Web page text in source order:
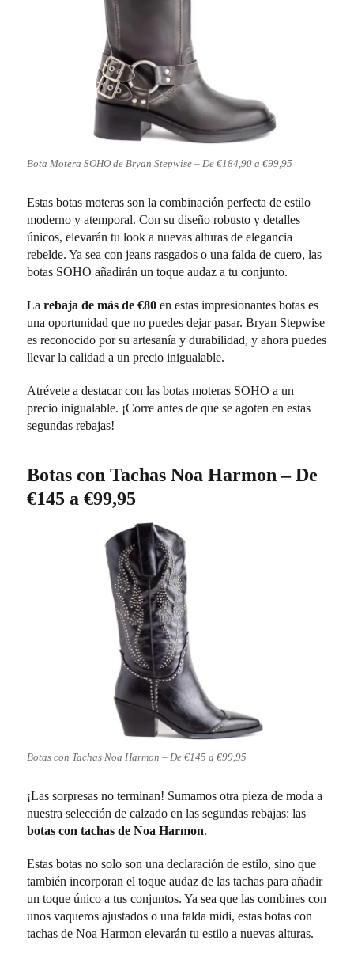
Bota Motera SOHO de Bryan Stepwise – De €184,90 a €99,95
Estas botas moteras son la combinación perfecta de estilo
moderno y atemporal. Con su diseño robusto y detalles
únicos, elevarán tu look a nuevas alturas de elegancia
rebelde. Ya sea con jeans rasgados o una falda de cuero, las
botas SOHO añadirán un toque audaz a tu conjunto.
Larebaja de más de €80 en estas impresionantes botas es
una oportunidad que no puedes dejar pasar. Bryan Stepwise
es reconocido por su artesanía y durabilidad, y ahora puedes
llevar la calidad a un precio inigualable.
Atrévete a destacar con las botas moteras SOHO a un
precio inigualable. ¡Corre antes de que se agoten en estas
segundas rebajas!
Botas con Tachas Noa Harmon – De
€145 a €99,95
Botas con Tachas Noa Harmon – De €145 a €99,95
¡Las sorpresas no terminan! Sumamos otra pieza de moda a
nuestra selección de calzado en las segundas rebajas: las
botas con tachas de Noa Harmon.
Estas botas no solo son una declaración de estilo, sino que
también incorporan el toque audaz de las tachas para añadir
un toque único a tus conjuntos. Ya sea que las combines con
unos vaqueros ajustados o una falda midi, estas botas con
tachas de Noa Harmon elevarán tu estilo a nuevas alturas.